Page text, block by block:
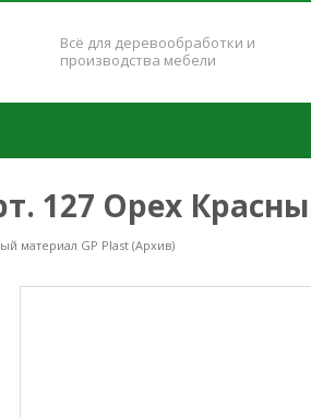
Всё для деревообработки и
производства мебели
127 Орех
материал GP Plast (Архив)